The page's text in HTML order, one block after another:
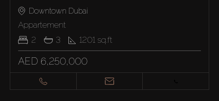
Downtown Dubai
Appartement
2
3 1201 sq.ft
AED 6,250,000